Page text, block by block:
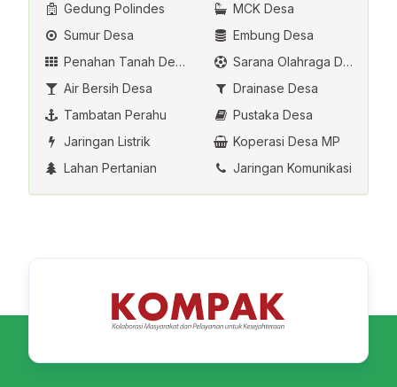
Gedung Polindes
MCK Desa
Sumur Desa
Embung Desa
Penahan Tanah Desa
Sarana Olahraga Desa
Air Bersih Desa
Drainase Desa
Tambatan Perahu
Pustaka Desa
Jaringan Listrik
Koperasi Desa MP
Lahan Pertanian
Jaringan Komunikasi